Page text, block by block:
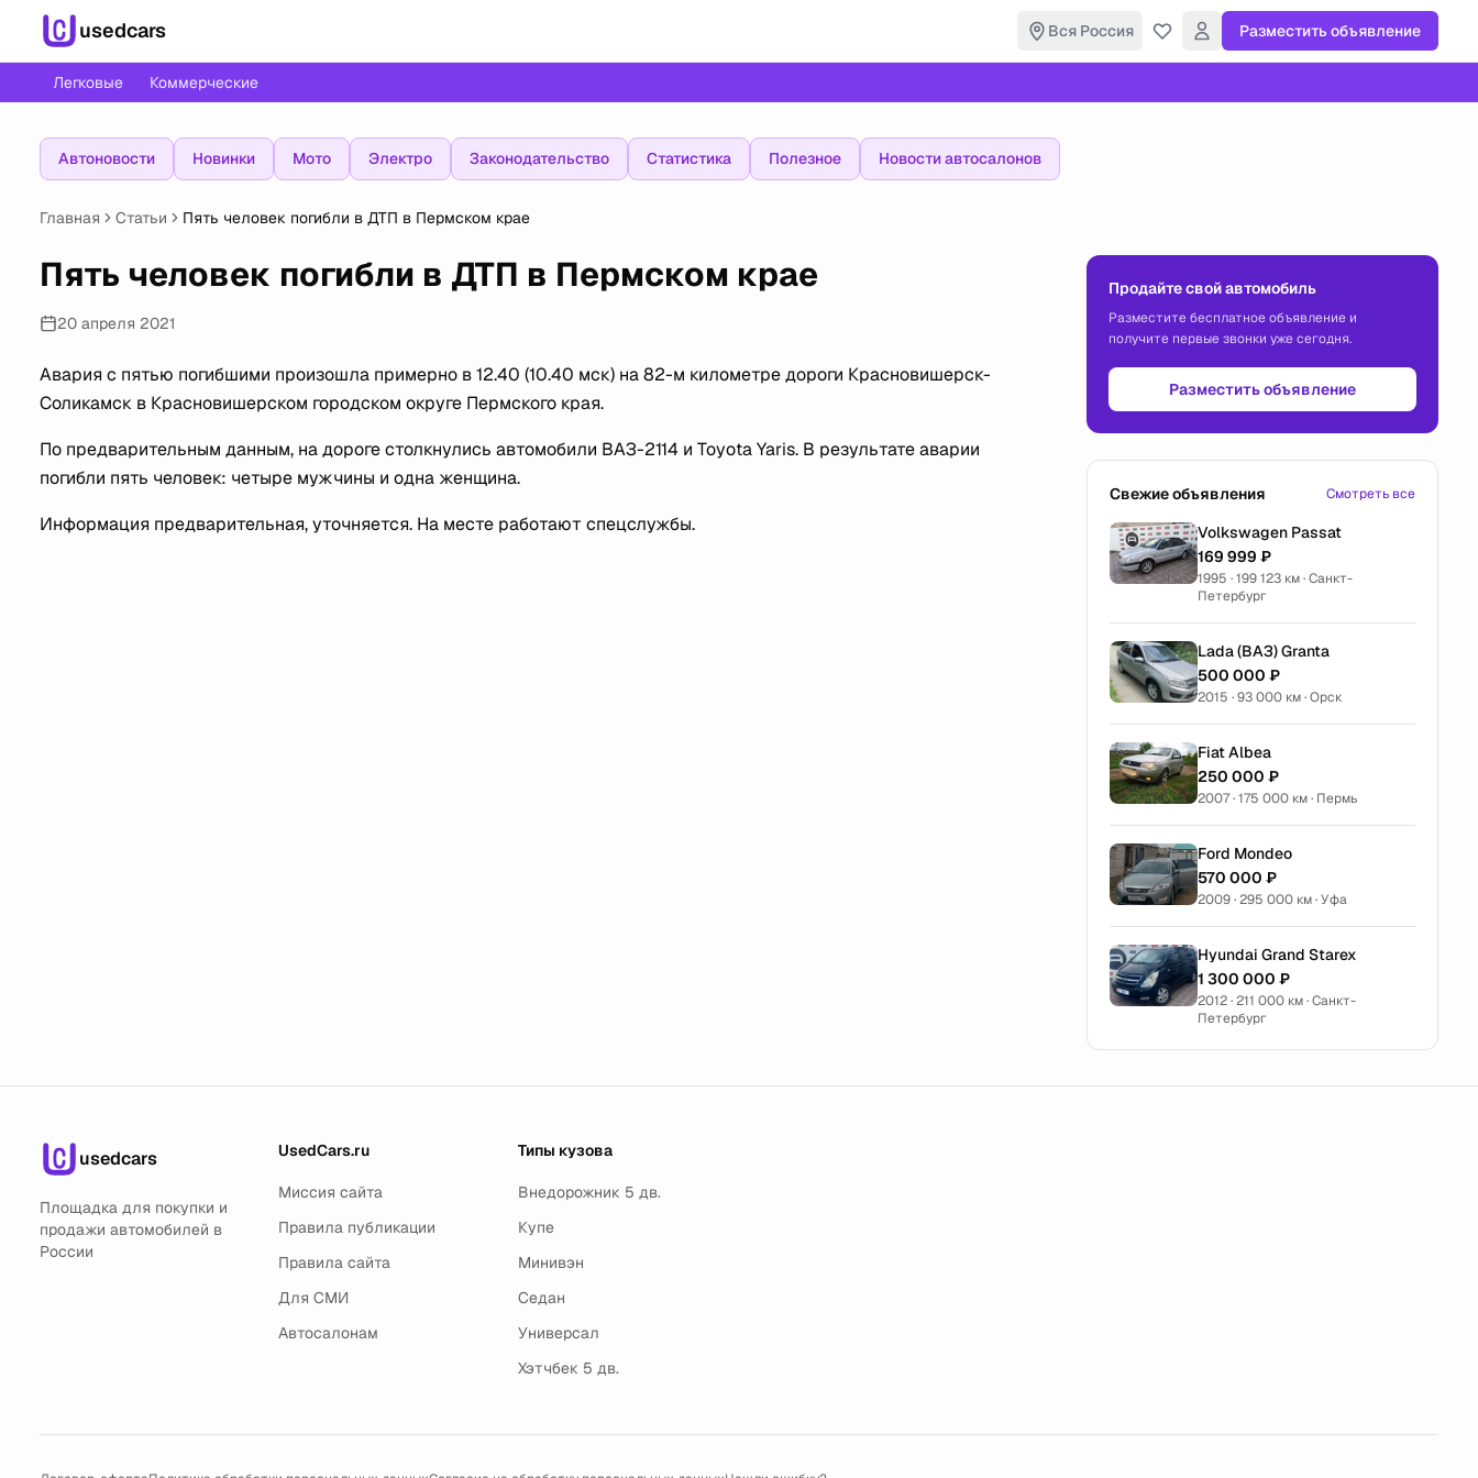
usedcars Вся Россия Разместить объявление
Легковые Коммерческие
Автоновости Новинки Мото Электро Законодательство Статистика Полезное Новости автосалонов
Главная Статьи Пять человек погибли в ДТП в Пермском крае
Пять человек погибли в ДТП в Пермском крае
20 апреля 2021
Авария с пятью погибшими произошла примерно в 12.40 (10.40 мск) на 82-м километре дороги Краcновишерск-
Соликамск в Красновишерском городском округе Пермского края.
По предварительным данным, на дороге столкнулись автомобили ВАЗ-2114 и Toyota Yaris. В результате аварии
погибли пять человек: четыре мужчины и одна женщина.
Информация предварительная, уточняется. На месте работают спецслужбы.
Продайте свой автомобиль
Разместите бесплатное объявление и
получите первые звонки уже сегодня.
Разместить объявление
Свежие объявления Смотреть все
Volkswagen Passat
169 999 ₽
1995 · 199 123 км · Санкт-
Петербург
Lada (ВАЗ) Granta
500 000 ₽
2015 · 93 000 км · Орск
Fiat Albea
250 000 ₽
2007 · 175 000 км · Пермь
Ford Mondeo
570 000 ₽
2009 · 295 000 км · Уфа
Hyundai Grand Starex
1 300 000 ₽
2012 · 211 000 км · Санкт-
Петербург
usedcars
Площадка для покупки и
продажи автомобилей в
России
UsedCars.ru
Миссия сайта
Правила публикации
Правила сайта
Для СМИ
Автосалонам
Типы кузова
Внедорожник 5 дв.
Купе
Минивэн
Седан
Универсал
Хэтчбек 5 дв.